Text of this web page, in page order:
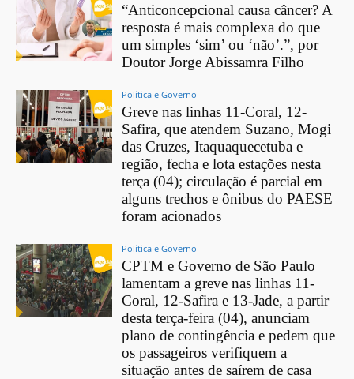
“Anticoncepcional causa câncer? A
resposta é mais complexa do que
um simples ‘sim’ ou ‘não’.”, por
Doutor Jorge Abissamra Filho
Política e Governo
Greve nas linhas 11-Coral, 12-
Safira, que atendem Suzano, Mogi
das Cruzes, Itaquaquecetuba e
região, fecha e lota estações nesta
terça (04); circulação é parcial em
alguns trechos e ônibus do PAESE
foram acionados
Política e Governo
CPTM e Governo de São Paulo
lamentam a greve nas linhas 11-
Coral, 12-Safira e 13-Jade, a partir
desta terça-feira (04), anunciam
plano de contingência e pedem que
os passageiros verifiquem a
situação antes de saírem de casa